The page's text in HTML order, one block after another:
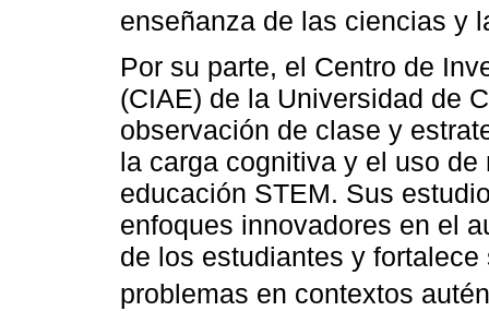
enseñanza de las ciencias y
Por su parte, el Centro de
(CIAE) de la Universidad de
observación de clase y
la carga cognitiva y el uso
educación STEM. Sus
enfoques innovadores en el
de los estudiantes y
problemas en contextos